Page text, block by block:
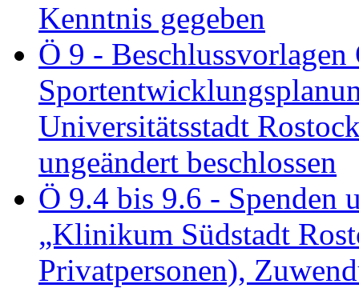
Kenntnis gegeben
Ö 9 - Beschlussvorlagen
Universitätsstadt
ungeändert beschlossen
Ö 9.4 bis 9.6 -
„Klinikum Südstadt
Privatpersonen),